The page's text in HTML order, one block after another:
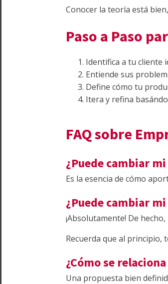
Conocer la teoría está
Paso a Paso
Identifica a tu cliente
Entiende sus
Define cómo tu
Itera y refina
FAQ sobre
¿Puede cambiar
Es la esencia de cómo
¿Puede cambiar
¡Absolutamente! De
Recuerda que al
¿Cómo se
Una propuesta bien